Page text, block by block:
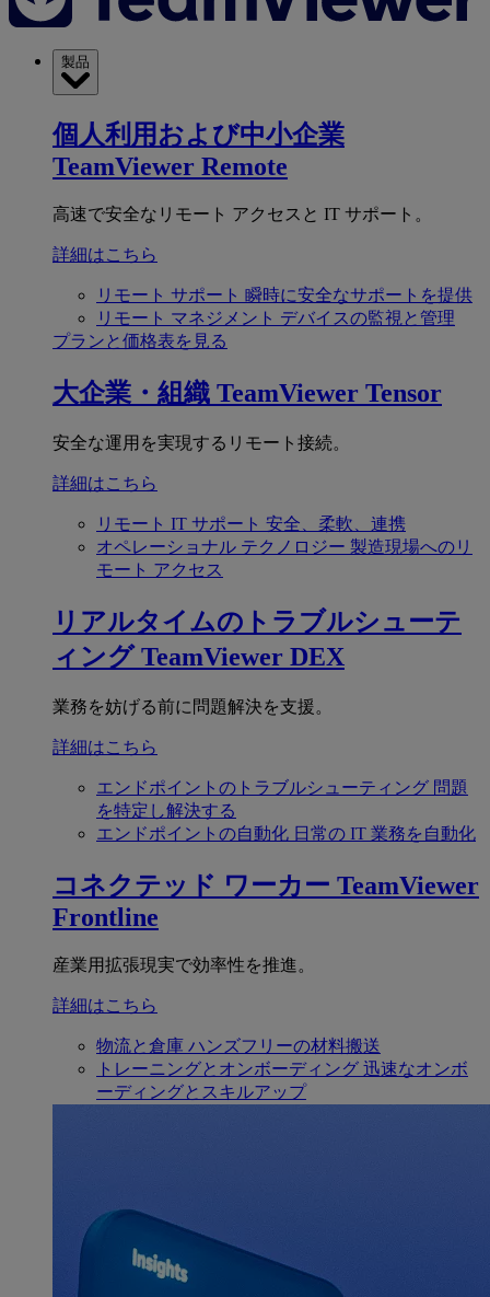
製品
個人利用および中小企業
TeamViewer Remote
高速で安全なリモート アクセスと IT サポート。
詳細はこちら
リモート サポート 瞬時に安全なサポートを提供
リモート マネジメント デバイスの監視と管理
プランと価格表を見る
大企業・組織 TeamViewer Tensor
安全な運用を実現するリモート接続。
詳細はこちら
リモート IT サポート 安全、柔軟、連携
オペレーショナル テクノロジー 製造現場へのリ
モート アクセス
リアルタイムのトラブルシューテ
ィング TeamViewer DEX
業務を妨げる前に問題解決を支援。
詳細はこちら
エンドポイントのトラブルシューティング 問題
を特定し解決する
エンドポイントの自動化 日常の IT 業務を自動化
コネクテッド ワーカー TeamViewer
Frontline
産業用拡張現実で効率性を推進。
詳細はこちら
物流と倉庫 ハンズフリーの材料搬送
トレーニングとオンボーディング 迅速なオンボ
ーディングとスキルアップ